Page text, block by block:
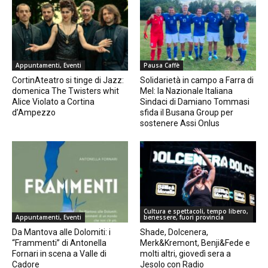
Appuntamenti, Eventi
CortinAteatro si tinge di Jazz:
domenica The Twisters whit
Alice Violato a Cortina
d’Ampezzo
Pausa Caffè
Solidarietà in campo a Farra di
Mel: la Nazionale Italiana
Sindaci di Damiano Tommasi
sfida il Busana Group per
sostenere Assi Onlus
Appuntamenti, Eventi
Da Mantova alle Dolomiti: i
“Frammenti” di Antonella
Fornari in scena a Valle di
Cadore
Cultura e spettacoli, tempo libero,
benessere, fuori provincia
Shade, Dolcenera,
Merk&Kremont, Benji&Fede e
molti altri, giovedì sera a
Jesolo con Radio